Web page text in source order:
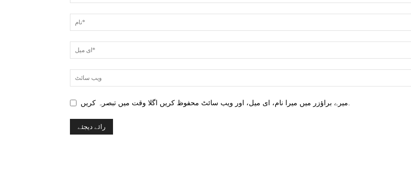
میرے براؤزر میں میرا نام، ای میل، اور ویب سائٹ محفوظ کریں اگلا وقت میں تبصرہ کریں.